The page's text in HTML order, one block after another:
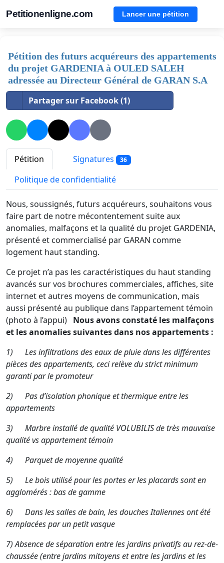
Petitionenligne.com Lancer une pétition
Pétition des futurs acquéreurs des appartements
du projet GARDENIA à OULED SALEH
adressée au Directeur Général de GARAN S.A
Partager sur Facebook (1)
Pétition Signatures 36
Politique de confidentialité
Nous, soussignés, futurs acquéreurs, souhaitons vous
faire part de notre mécontentement suite aux
anomalies, malfaçons et la qualité du projet GARDENIA,
présenté et commercialisé par GARAN comme
logement haut standing.
Ce projet n’a pas les caractéristiques du haut standing
avancés sur vos brochures commerciales, affiches, site
internet et autres moyens de communication, mais
aussi présenté au publique dans l’appartement témoin
(photo à l’appui) Nous avons constaté les malfaçons
et les anomalies suivantes dans nos appartements :
1) Les infiltrations des eaux de pluie dans les différentes
pièces des appartements, ceci relève du strict minimum
garanti par le promoteur
2) Pas d’isolation phonique et thermique entre les
appartements
3) Marbre installé de qualité VOLUBILIS de très mauvaise
qualité vs appartement témoin
4) Parquet de moyenne qualité
5) Le bois utilisé pour les portes er les placards sont en
agglomérés : bas de gamme
6) Dans les salles de bain, les douches Italiennes ont été
remplacées par un petit vasque
7) Absence de séparation entre les jardins privatifs au rez-de-
chaussée (entre jardins mitoyens et entre les jardins et les